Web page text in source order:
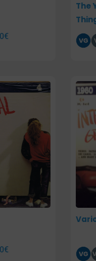
€
The
€